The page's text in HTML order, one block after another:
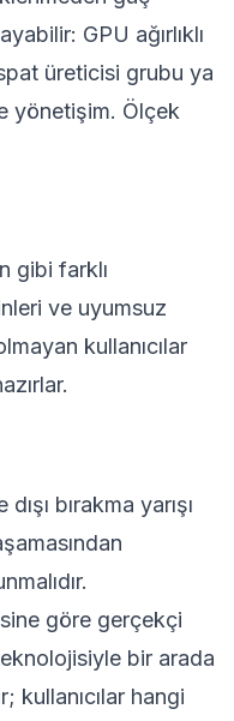
GPU ağırlıklı
üreticisi grubu ya
yönetişim. Ölçek
gibi farklı
ve uyumsuz
kullanıcılar
bırakma yarışı
göre gerçekçi
bir arada
kullanıcılar hangi